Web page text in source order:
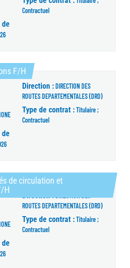
Contractuel
de
F/H (Nouvelle fenêtre)
Direction :DIRECTION DES
ROUTES DEPARTEMENTALES (DRD)
Type de contrat :Titulaire ;
Contractuel
de
de circulation et
H
Direction :
ROUTES DEPARTEMENTALES (DRD)
Type de contrat :Titulaire ;
Contractuel
de